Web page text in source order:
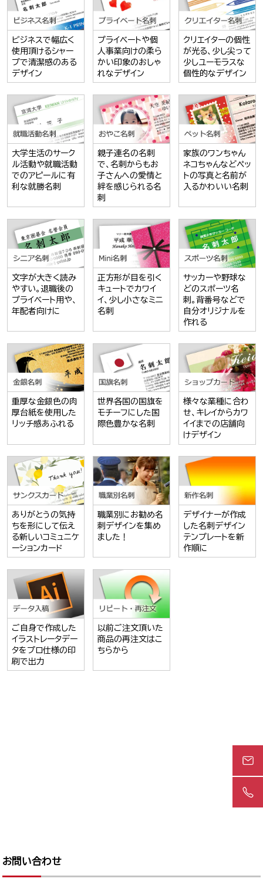
ビジネスで幅広く
使用頂けるシャー
プで清潔感のある
デザイン
プライベートや個
人事業向けの柔ら
かい印象のおしゃ
れなデザイン
クリエイターの個性
が光る、少し尖って
少しユーモラスな
個性的なデザイン
大学生活のサーク
ル活動や就職活動
でのアピールに有
利な就勝名刺
親子連名の名刺
で、名刺からもお
子さんへの愛情と
絆を感じられる名
刺
家族のワンちゃん
ネコちゃんなどペッ
トの写真と名前が
入るかわいい名刺
文字が大きく読み
やすい。退職後の
プライベート用や、
年配者向けに
正方形が目を引く
キュートでカワイ
イ、少し小さなミニ
名刺
サッカーや野球な
どのスポーツ名
刺。背番号などで
自分オリジナルを
作れる
重厚な金銀色の肉
厚台紙を使用した
リッチ感あふれる
世界各国の国旗を
モチーフにした国
際色豊かな名刺
様々な業種に合わ
せ、キレイからカワ
イイまでの店舗向
けデザイン
ありがとうの気持
ちを形にして伝え
る新しいコミュニケ
ーションカード
職業別にお勧め名
刺デザインを集め
ました！
デザイナーが作成
した名刺デザイン
テンプレートを新
作順に
ご自身で作成した
イラストレータデー
タをプロ仕様の印
刷で出力
以前ご注文頂いた
商品の再注文はこ
ちらから
お問い合わせ